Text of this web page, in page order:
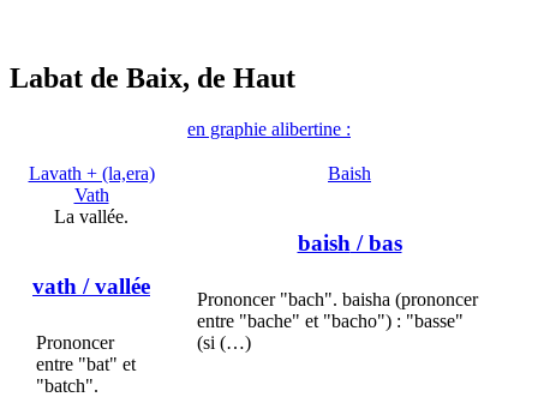
Labat de Baix, de Haut
en graphie alibertine :
Lavath + (la,era)
Vath
La vallée.
vath / vallée
Prononcer
entre "bat" et
"batch".
Baish
baish / bas
Prononcer "bach". baisha (prononcer
entre "bache" et "bacho") : "basse"
(si (…)